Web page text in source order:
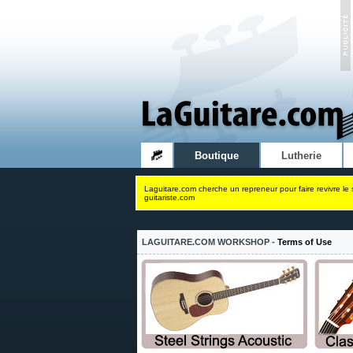
Boutique Lutherie
Laguitare.com cherche un repreneur pour faire revivre
guitariste.com
LAGUITARE.COM WORKSHOP - Terms of Use